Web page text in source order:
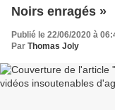
Noirs enragés »
Publié le 22/06/2020 à
Par Thomas Joly